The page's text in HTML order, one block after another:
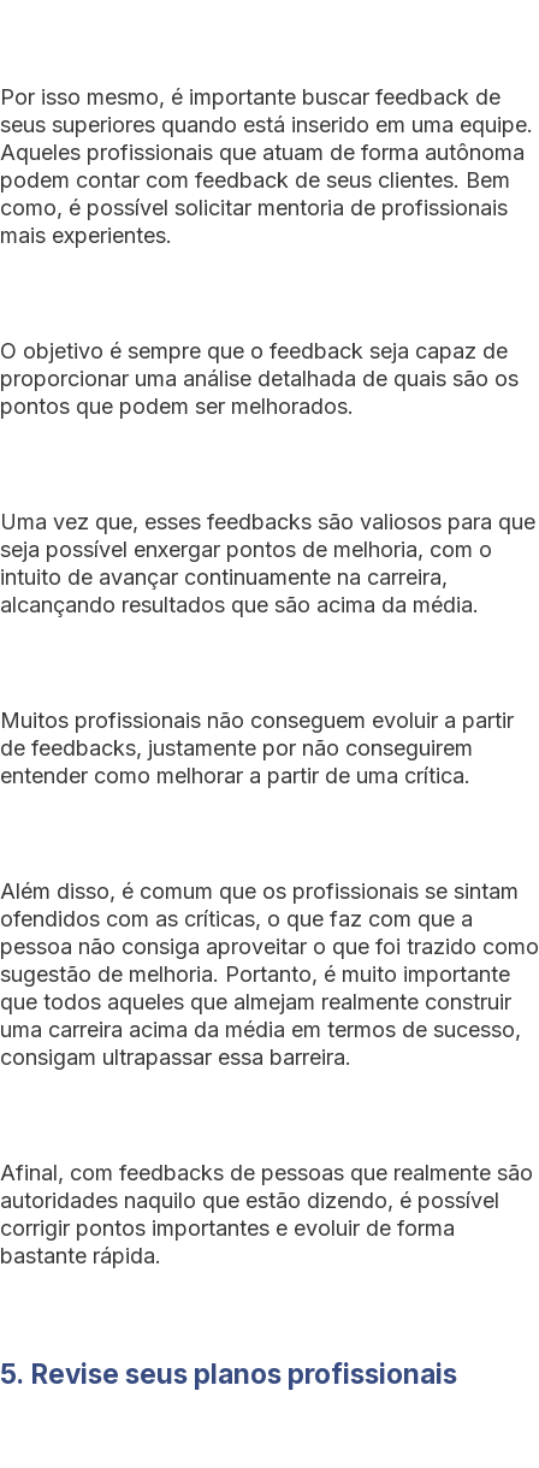
Por isso mesmo, é importante buscar feedback de
seus superiores quando está inserido em uma equipe.
Aqueles profissionais que atuam de forma autônoma
podem contar com feedback de seus clientes. Bem
como, é possível solicitar mentoria de profissionais
mais experientes.
O objetivo é sempre que o feedback seja capaz de
proporcionar uma análise detalhada de quais são os
pontos que podem ser melhorados.
Uma vez que, esses feedbacks são valiosos para que
seja possível enxergar pontos de melhoria, com o
intuito de avançar continuamente na carreira,
alcançando resultados que são acima da média.
Muitos profissionais não conseguem evoluir a partir
de feedbacks, justamente por não conseguirem
entender como melhorar a partir de uma crítica.
Além disso, é comum que os profissionais se sintam
ofendidos com as críticas, o que faz com que a
pessoa não consiga aproveitar o que foi trazido como
sugestão de melhoria. Portanto, é muito importante
que todos aqueles que almejam realmente construir
uma carreira acima da média em termos de sucesso,
consigam ultrapassar essa barreira.
Afinal, com feedbacks de pessoas que realmente são
autoridades naquilo que estão dizendo, é possível
corrigir pontos importantes e evoluir de forma
bastante rápida.
5. Revise seus planos profissionais